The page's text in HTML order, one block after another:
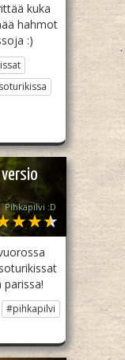
kuka
hahmot
:)
Pihkapilvi :D
parissa!
#pihkapilvi